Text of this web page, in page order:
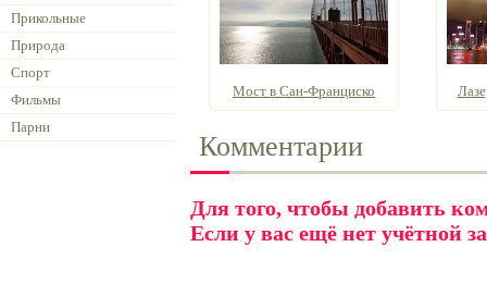
Прикольные
Природа
Спорт
Фильмы
Парни
Мост в Сан-Франциско
Комментарии
Для того, чтобы добавить
Если у вас ещё нет учётной